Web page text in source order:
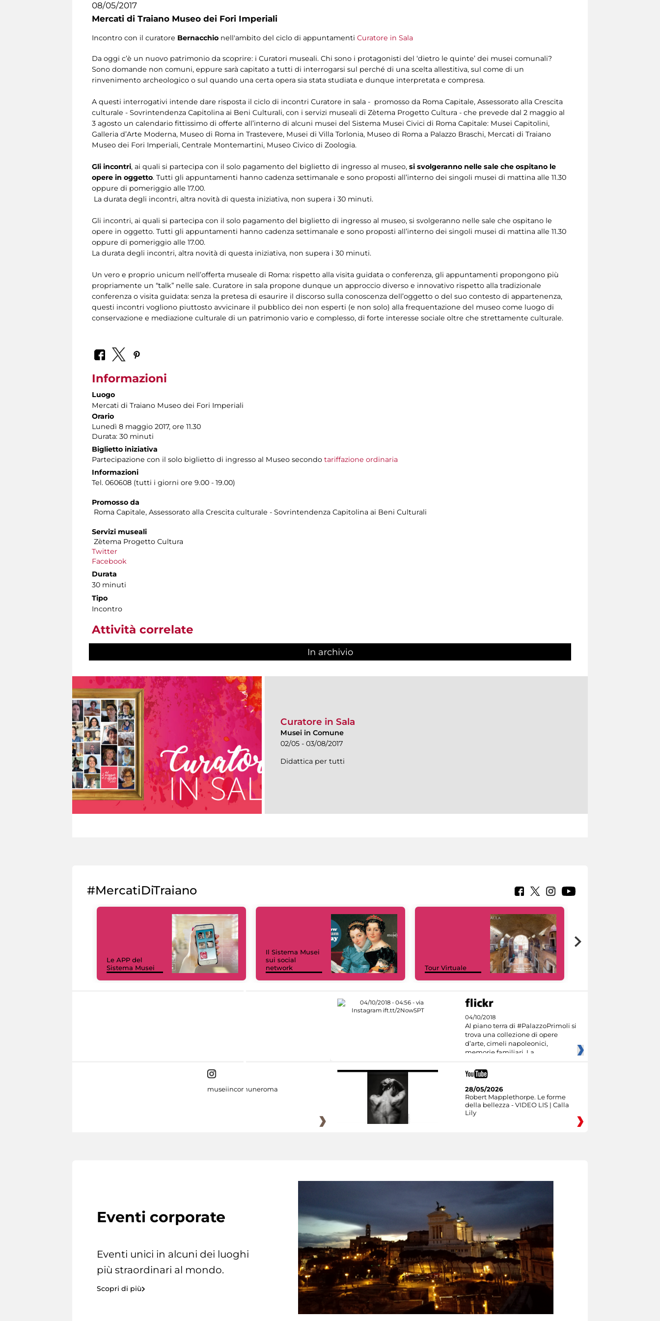
08/05/2017
Mercati di Traiano Museo dei Fori Imperiali
Incontro con il curatore Bernacchio nell'ambito del ciclo di appuntamenti Curatore in Sala
Da oggi c’è un nuovo patrimonio da scoprire: i Curatori museali. Chi sono i protagonisti del ‘dietro le quinte’ dei musei comunali?
Sono domande non comuni, eppure sarà capitato a tutti di interrogarsi sul perché di una scelta allestitiva, sul come di un
rinvenimento archeologico o sul quando una certa opera sia stata studiata e dunque interpretata e compresa.
A questi interrogativi intende dare risposta il ciclo di incontri Curatore in sala - promosso da Roma Capitale, Assessorato alla Crescita
culturale - Sovrintendenza Capitolina ai Beni Culturali, con i servizi museali di Zètema Progetto Cultura - che prevede dal 2 maggio al
3 agosto un calendario fittissimo di offerte all’interno di alcuni musei del Sistema Musei Civici di Roma Capitale: Musei Capitolini,
Galleria d’Arte Moderna, Museo di Roma in Trastevere, Musei di Villa Torlonia, Museo di Roma a Palazzo Braschi, Mercati di Traiano
Museo dei Fori Imperiali, Centrale Montemartini, Museo Civico di Zoologia.
Gli incontri, ai quali si partecipa con il solo pagamento del biglietto di ingresso al museo, si svolgeranno nelle sale che ospitano le
opere in oggetto. Tutti gli appuntamenti hanno cadenza settimanale e sono proposti all’interno dei singoli musei di mattina alle 11.30
oppure di pomeriggio alle 17.00.
La durata degli incontri, altra novità di questa iniziativa, non supera i 30 minuti.
Gli incontri, ai quali si partecipa con il solo pagamento del biglietto di ingresso al museo, si svolgeranno nelle sale che ospitano le
opere in oggetto. Tutti gli appuntamenti hanno cadenza settimanale e sono proposti all’interno dei singoli musei di mattina alle 11.30
oppure di pomeriggio alle 17.00.
La durata degli incontri, altra novità di questa iniziativa, non supera i 30 minuti.
Un vero e proprio unicum nell’offerta museale di Roma: rispetto alla visita guidata o conferenza, gli appuntamenti propongono più
propriamente un “talk” nelle sale. Curatore in sala propone dunque un approccio diverso e innovativo rispetto alla tradizionale
conferenza o visita guidata: senza la pretesa di esaurire il discorso sulla conoscenza dell’oggetto o del suo contesto di appartenenza,
questi incontri vogliono piuttosto avvicinare il pubblico dei non esperti (e non solo) alla frequentazione del museo come luogo di
conservazione e mediazione culturale di un patrimonio vario e complesso, di forte interesse sociale oltre che strettamente culturale.
Informazioni
Luogo
Mercati di Traiano Museo dei Fori Imperiali
Orario
Lunedì 8 maggio 2017, ore 11.30
Durata: 30 minuti
Biglietto iniziativa
Partecipazione con il solo biglietto di ingresso al Museo secondo tariffazione ordinaria
Informazioni
Tel. 060608 (tutti i giorni ore 9.00 - 19.00)
Promosso da
Roma Capitale, Assessorato alla Crescita culturale - Sovrintendenza Capitolina ai Beni Culturali
Servizi museali
Zètema Progetto Cultura
Twitter
Facebook
Durata
30 minuti
Tipo
Incontro
Attività correlate
In archivio
Curatore in Sala
Musei in Comune
02/05 - 03/08/2017
Didattica per tutti
#MercatiDiTraiano
Le APP del
Sistema Musei
Il Sistema Musei
sui social
network
Tour Virtuale
04/10/2018
Al piano terra di #PalazzoPrimoli si
trova una collezione di opere
d’arte, cimeli napoleonici,
memorie familiari. La
museiincomuneroma
28/05/2026
Robert Mapplethorpe. Le forme
della bellezza - VIDEO LIS | Calla
Lily
Eventi corporate
Eventi unici in alcuni dei luoghi
più straordinari al mondo.
Scopri di più